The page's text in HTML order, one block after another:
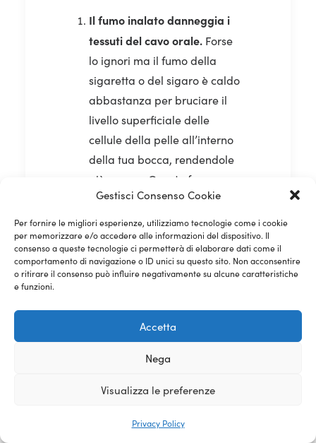
Gestisci Consenso Cookie
Per fornire le migliori esperienze, utilizziamo tecnologie come i cookie
per memorizzare e/o accedere alle informazioni del dispositivo. Il
consenso a queste tecnologie ci permetterà di elaborare dati come il
comportamento di navigazione o ID unici su questo sito. Non acconsentire
o ritirare il consenso può influire negativamente su alcune caratteristiche
e funzioni.
Accetta
Nega
Visualizza le preferenze
Privacy Policy
Il fumo inalato danneggia i
tessuti del cavo orale. Forse
lo ignori ma il fumo della
sigaretta o del sigaro è caldo
abbastanza per bruciare il
livello superficiale delle
cellule della pelle all’interno
della tua bocca, rendendole
più spesse. Questo fenomeno
ha una conseguenza diretta
sulle ghiandole salivari che
in queste particolari
condizioni producono meno
saliva innescando una
fine di questo sfortunato
di osso che rende